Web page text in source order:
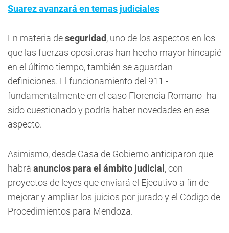
Suarez avanzará en temas judiciales
En materia deseguridad, uno de los aspectos en los
que las fuerzas opositoras han hecho mayor hincapié
en el último tiempo, también se aguardan
definiciones. El funcionamiento del 911 -
fundamentalmente en el caso Florencia Romano- ha
sido cuestionado y podría haber novedades en ese
aspecto.
Asimismo, desde Casa de Gobierno anticiparon que
habrá anuncios para el ámbito judicial , con
proyectos de leyes que enviará el Ejecutivo a fin de
mejorar y ampliar los juicios por jurado y el Código de
Procedimientos para Mendoza.